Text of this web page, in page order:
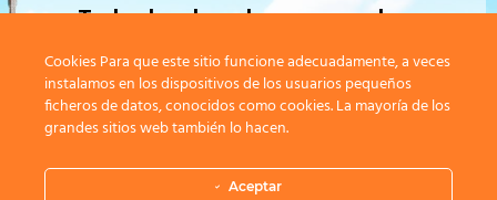
Todos los derechos reservados ·
Aviso Legal |Política de privavidad|Política
de cookies |Contacto
Cookies Para que este sitio funcione adecuadamente, a veces
instalamos en los dispositivos de los usuarios pequeños
ficheros de datos, conocidos como cookies. La mayoría de los
grandes sitios web también lo hacen.
Aceptar